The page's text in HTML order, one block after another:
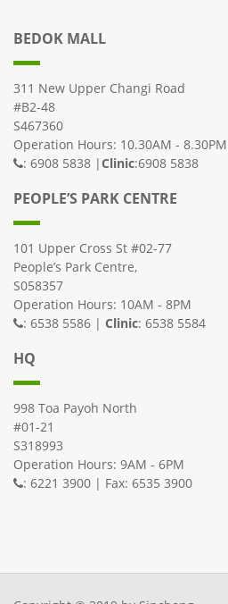
BEDOK MALL
311 New Upper Changi Road
#B2-48
S467360
Operation Hours: 10.30AM - 8.30PM
: 6908 5838 | Clinic:6908 5838
PEOPLE’S PARK CENTRE
101 Upper Cross St #02-77
People’s Park Centre,
S058357
Operation Hours: 10AM - 8PM
: 6538 5586 | Clinic: 6538 5584
HQ
998 Toa Payoh North
#01-21
S318993
Operation Hours: 9AM - 6PM
: 6221 3900 | Fax: 6535 3900